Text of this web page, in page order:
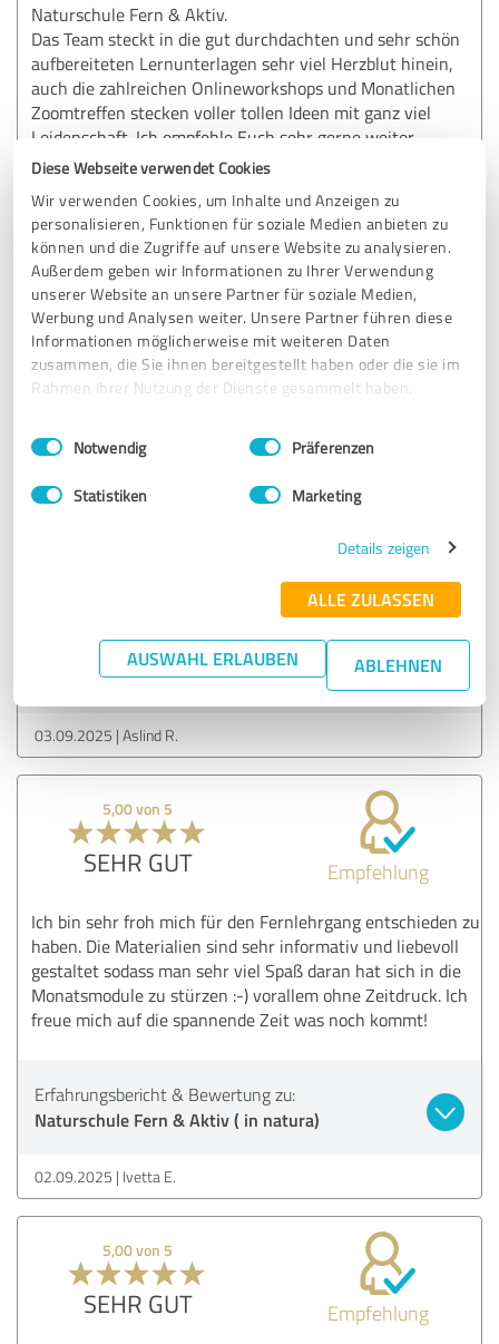
Diese Webseite verwendet Cookies
Wir verwenden Cookies, um Inhalte und Anzeigen zu
personalisieren, Funktionen für soziale Medien anbieten zu
können und die Zugriffe auf unsere Website zu analysieren.
Außerdem geben wir Informationen zu Ihrer Verwendung
unserer Website an unsere Partner für soziale Medien,
Werbung und Analysen weiter. Unsere Partner führen diese
Informationen möglicherweise mit weiteren Daten
zusammen, die Sie ihnen bereitgestellt haben oder die sie im
Rahmen Ihrer Nutzung der Dienste gesammelt haben.
Impressum Datenschutzbestimmungen
Einwilligungsauswahl
Notwendig Präferenzen
Statistiken Marketing
Details zeigen
ALLE ZULASSEN
AUSWAHL ERLAUBEN ABLEHNEN
Naturschule Fern & Aktiv.
Das Team steckt in die gut durchdachten und sehr schön
aufbereiteten Lernunterlagen sehr viel Herzblut hinein,
auch die zahlreichen Onlineworkshops und Monatlichen
Zoomtreffen stecken voller tollen Ideen mit ganz viel
Leidenschaft. Ich empfehle Euch sehr gerne weiter.
Erfahrungsbericht & Bewertung zu:
Naturschule Fern & Aktiv ( in natura)
05.09.2025 Naturraumerleben D.
5,00 von 5
Umfangreiches sehr gut strukturiertes,
abwechslungsreiches und verständliches Arbeits- und
anzueignen, viele praktische Tips und Hilfen für die
Umsetzung im pädagogischen Bereich,
Erfahrungsbericht & Bewertung zu:
Naturschule Fern & Aktiv ( in natura)
03.09.2025 Aslind R.
5,00 von 5
SEHR GUT Empfehlung
Ich bin sehr froh mich für den Fernlehrgang entschieden zu
haben. Die Materialien sind sehr informativ und liebevoll
gestaltet sodass man sehr viel Spaß daran hat sich in die
Monatsmodule zu stürzen :-) vorallem ohne Zeitdruck. Ich
freue mich auf die spannende Zeit was noch kommt!
Erfahrungsbericht & Bewertung zu:
Naturschule Fern & Aktiv ( in natura)
02.09.2025 Ivetta E.
5,00 von 5
SEHR GUT Empfehlung